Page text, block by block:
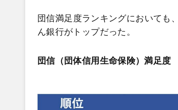
団信満足度ランキングにおいても
ん銀行がトップだった。
団信（団体信用生命保険）満足度